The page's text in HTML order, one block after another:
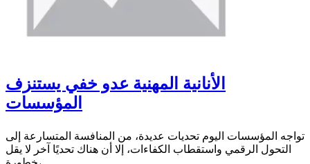
الأنانية المهنية عدو خفي يستنزف
المؤسسات
تواجه المؤسسات اليوم تحديات عديدة، من المنافسة المتسارعة إلى
التحول الرقمي واستقطاب الكفاءات، إلا أن هناك تحديًا آخر لا يقل